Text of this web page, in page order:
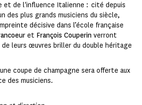
et de l'influence Italienne : cité depuis
des plus grands musiciens du siècle,
décisive dans l’école française
et François Couperin verront
leurs œuvres briller du double héritage
coupe de champagne sera offerte aux
des musiciens.